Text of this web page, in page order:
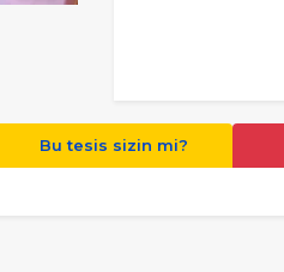
Bu tesis sizin mi?